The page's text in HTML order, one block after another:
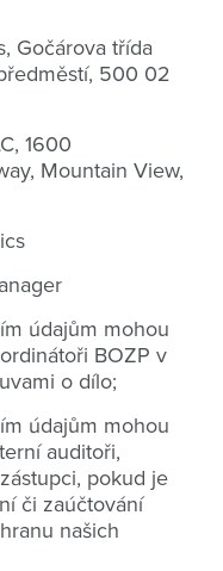
Gočárova třída
500 02
1600
Mountain View,
údajům mohou
BOZP v
o dílo;
údajům mohou
auditoři,
pokud je
či zaúčtování
našich